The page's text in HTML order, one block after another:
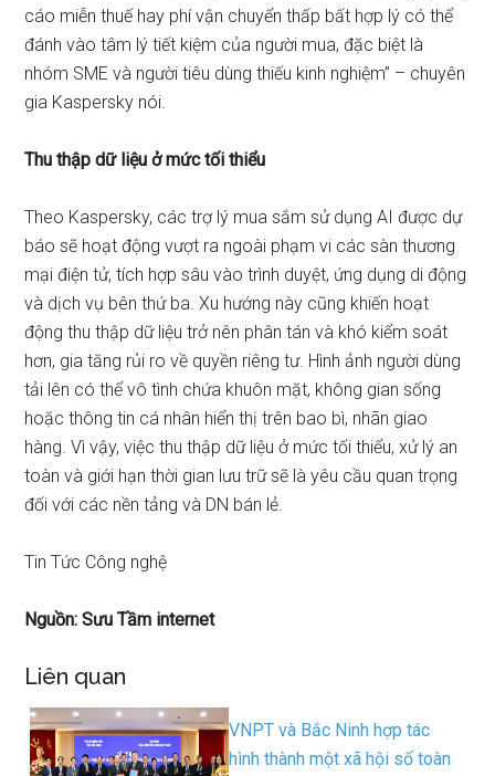
cáo miễn thuế hay phí vận chuyển thấp bất hợp lý có thể
đánh vào tâm lý tiết kiệm của người mua, đặc biệt là
nhóm SME và người tiêu dùng thiếu kinh nghiệm” – chuyên
gia Kaspersky nói.
Thu thập dữ liệu ở mức tối thiểu
Theo Kaspersky, các trợ lý mua sắm sử dụng AI được dự
báo sẽ hoạt động vượt ra ngoài phạm vi các sàn thương
mại điện tử, tích hợp sâu vào trình duyệt, ứng dụng di động
và dịch vụ bên thứ ba. Xu hướng này cũng khiến hoạt
động thu thập dữ liệu trở nên phân tán và khó kiểm soát
hơn, gia tăng rủi ro về quyền riêng tư. Hình ảnh người dùng
tải lên có thể vô tình chứa khuôn mặt, không gian sống
hoặc thông tin cá nhân hiển thị trên bao bì, nhãn giao
hàng. Vì vậy, việc thu thập dữ liệu ở mức tối thiểu, xử lý an
toàn và giới hạn thời gian lưu trữ sẽ là yêu cầu quan trọng
đối với các nền tảng và DN bán lẻ.
Tin Tức Công nghệ
Nguồn: Sưu Tầm internet
Liên quan
VNPT và Bắc Ninh hợp tác
hình thành một xã hội số toàn